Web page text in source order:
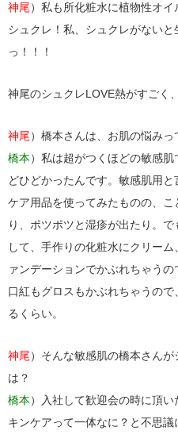
神尾）私も所化粧水に植物性オ
シュクレ！私、シュクレがない
っ！！！
神尾のシュクレLOVE熱がすごく
神尾）橋本さんは、お肌の悩みっ
橋本）私は超がつくほどの敏感
どひどかったんです。敏感肌用
ケア用品を使ってみたものの、
り、ポツポツと湿疹が出たり。
して、手作りの化粧水にクリー
ァンデーションでかぶれちゃうの
口紅もグロスもかぶれちゃうの
るくらい。
神尾）そんな敏感肌の橋本さん
は？
橋本）入社して歓迎会の時に頂
キンケアって一体なに？と不思議